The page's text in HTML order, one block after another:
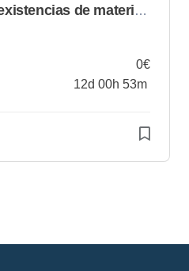
Subasta de lote de existencias de material informático, impresión y consumibles en Sevilla
0€
12d 00h 53m